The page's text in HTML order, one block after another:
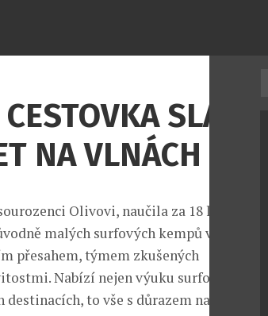
SLAVÍ
NA VLNÁCH
Olivovi, naučila za 18 let
malých surfových kempů vyrostla
přesahem, týmem zkušených
Nabízí nejen výuku surfování,
to vše s důrazem na šetrný